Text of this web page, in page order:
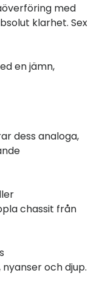
med
klarhet. Sex
en jämn,
dess analoga,
chassit från
och djup.